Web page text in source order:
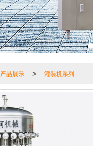
产品展示 > 灌装机系列